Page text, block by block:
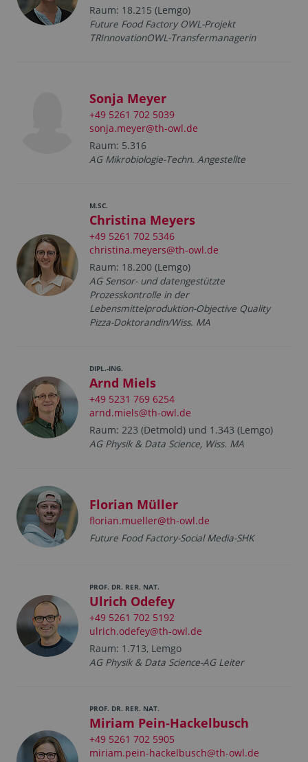
Raum: 18.215 (Lemgo)
Future Food Factory OWL-Projekt
TRInnovationOWL-Transfermanagerin
Sonja Meyer
+49 5261 702 5039
sonja.meyer@th-owl.de
Raum: 5.316
AG Mikrobiologie-Techn. Angestellte
M.SC.
Christina Meyers
+49 5261 702 5346
christina.meyers@th-owl.de
Raum: 18.200 (Lemgo)
AG Sensor- und datengestützte
Prozesskontrolle in der
Lebensmittelproduktion-Objective Quality
Pizza-Doktorandin/Wiss. MA
DIPL.-ING.
Arnd Miels
+49 5231 769 6254
arnd.miels@th-owl.de
Raum: 223 (Detmold) und 1.343 (Lemgo)
AG Physik & Data Science, Wiss. MA
Florian Müller
florian.mueller@th-owl.de
Future Food Factory-Social Media-SHK
PROF. DR. RER. NAT.
Ulrich Odefey
+49 5261 702 5192
ulrich.odefey@th-owl.de
Raum: 1.713, Lemgo
AG Physik & Data Science-AG Leiter
PROF. DR. RER. NAT.
Miriam Pein-Hackelbusch
+49 5261 702 5905
miriam.pein-hackelbusch@th-owl.de